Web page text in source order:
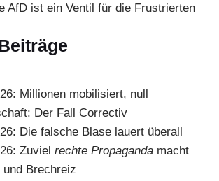
AfD ist ein Ventil für die Frustrierten
Millionen mobilisiert, null
Der Fall Correctiv
Die falsche Blase lauert überall
Zuviel rechte Propaganda macht
und Brechreiz